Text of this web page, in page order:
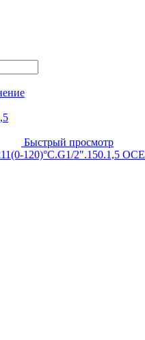
Быстрый просмотр
120)°С.G1/2".150.1,5